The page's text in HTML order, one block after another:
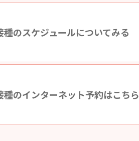
種のスケジュールについてみる
種のインターネット予約はこちら